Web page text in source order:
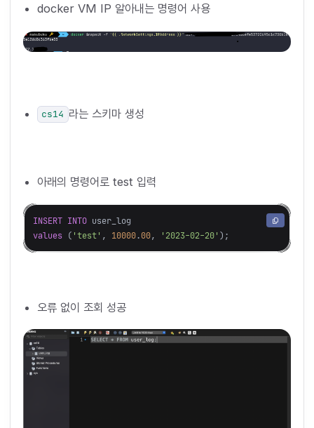
docker VM IP 알아내는 명령어 사용
cs14 라는 스키마 생성
아래의 명령어로 test 입력
INSERT INTO user_log
values
( 'test' , 10000. 00, '2023-02-20' );
오류 없이 조회 성공